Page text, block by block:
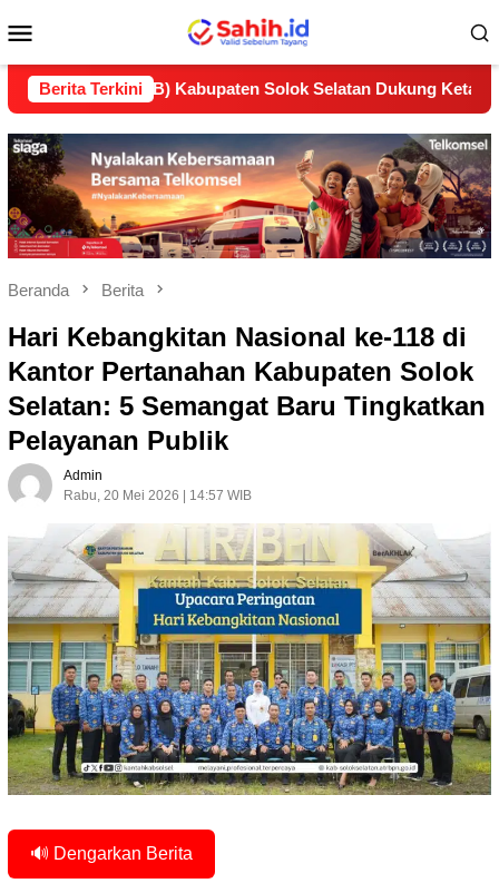
ke
Mobile
Berita Terkini
Kabupaten Solok Selatan Dukung Ketahanan Pangan
Beranda Berita
Hari Kebangkitan Nasional ke-118 di
Kantor Pertanahan Kabupaten Solok
Selatan: 5 Semangat Baru Tingkatkan
Pelayanan Publik
Admin
Rabu, 20 Mei 2026 | 14:57 WIB
🔊 Dengarkan Berita